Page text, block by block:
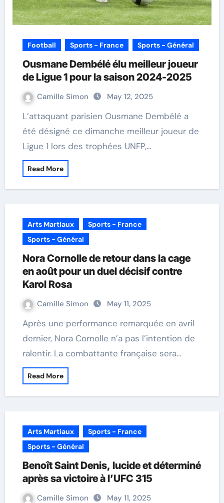
Football Sports - France Sports - Général
Ousmane Dembélé élu meilleur joueur
de Ligue 1 pour la saison 2024-2025
Camille Simon May 12, 2025
L’attaquant parisien Ousmane Dembélé a
été désigné ce dimanche meilleur joueur de
Ligue 1 lors des trophées UNFP,…
Read More
Arts Martiaux
Sports - France
Sports - Général
Nora Cornolle de retour dans la cage
en août pour un duel décisif contre
Karol Rosa
Camille Simon May 11, 2025
Après une performance remarquée en avril
dernier, Nora Cornolle n’a pas l’intention de
ralentir. La combattante française sera…
Read More
Arts Martiaux
Sports - France
Sports - Général
Benoît Saint Denis, lucide et déterminé
après sa victoire à l’UFC 315
Camille Simon May 11, 2025